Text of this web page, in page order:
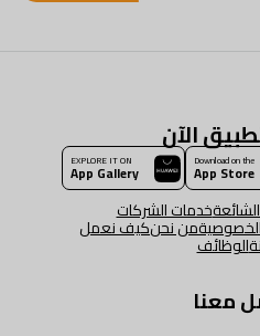
الآن
Download on the
App Store
EXPLORE IT ON
App Gallery
خدمات الشركات
من نحنكيف نعمل
الوظائف
معنا